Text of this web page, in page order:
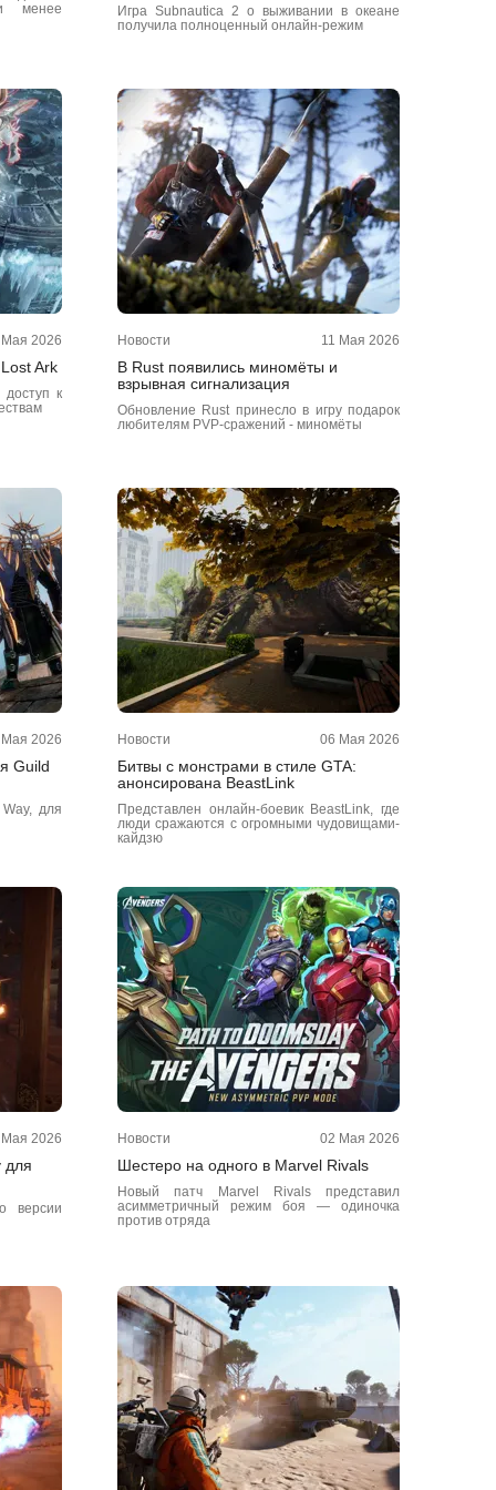
менее
Игра Subnautica 2 о выживании в океане
получила полноценный онлайн-режим
2026
Ark
к
Новости 11 Мая 2026
В Rust появились миномёты и
взрывная сигнализация
Обновление Rust принесло в игру подарок
любителям PVP-сражений - миномёты
2026
Guild
для
Новости 06 Мая 2026
Битвы с монстрами в стиле GTA:
анонсирована BeastLink
Представлен онлайн-боевик BeastLink, где
люди сражаются с огромными чудовищами-
кайдзю
2026
для
версии
Новости 02 Мая 2026
Шестеро на одного в Marvel Rivals
Новый патч Marvel Rivals представил
асимметричный режим боя — одиночка
против отряда